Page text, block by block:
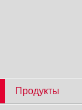
Продукты